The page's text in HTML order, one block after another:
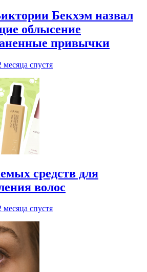
Бекхэм назвал
облысение
привычки
месяца спустя
средств для
волос
месяца спустя